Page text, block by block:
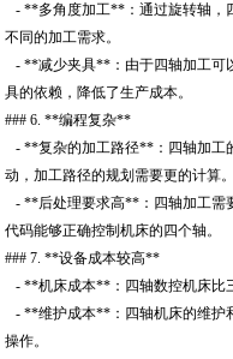
- **多角度加工**：通过旋转轴，
不同的加工需求。
- **减少夹具**：由于四轴加工可
具的依赖，降低了生产成本。
### 6. **编程复杂**
- **复杂的加工路径**：四轴加工
动，加工路径的规划需要更的计算。
- **后处理要求高**：四轴加工需
代码能够正确控制机床的四个轴。
### 7. **设备成本较高**
- **机床成本**：四轴数控机床比
- **维护成本**：四轴机床的维护
操作。